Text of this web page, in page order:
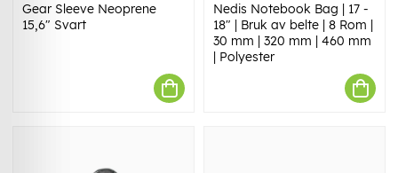
Gear Sleeve Neoprene
15,6" Svart
Nedis Notebook Bag | 17 -
18" | Bruk av belte | 8 Rom |
30 mm | 320 mm | 460 mm
| Polyester